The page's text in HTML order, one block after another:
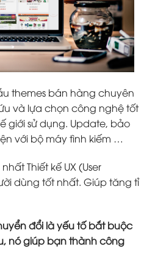
themes bán hàng chuyên
và lựa chọn công nghệ tốt
giới sử dụng. Update, bảo
với bộ máy tình kiếm …
Thiết kế UX (User
dùng tốt nhất. Giúp tăng tỉ
đổi là yếu tố bắt buộc
nó giúp bạn thành công